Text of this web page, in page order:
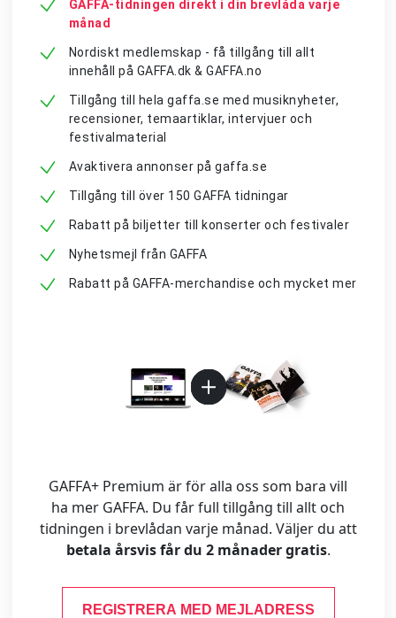
GAFFA-tidningen direkt i din brevlåda varje
månad
Nordiskt medlemskap - få tillgång till allt
innehåll på GAFFA.dk & GAFFA.no
Tillgång till hela gaffa.se med musiknyheter,
recensioner, temaartiklar, intervjuer och
festivalmaterial
Avaktivera annonser på gaffa.se
Tillgång till över 150 GAFFA tidningar
Rabatt på biljetter till konserter och festivaler
Nyhetsmejl från GAFFA
Rabatt på GAFFA-merchandise och mycket mer
GAFFA+ Premium är för alla oss som bara vill
ha mer GAFFA. Du får full tillgång till allt och
tidningen i brevlådan varje månad. Väljer du att
betala årsvis får du 2 månader gratis.
REGISTRERA MED MEJLADRESS